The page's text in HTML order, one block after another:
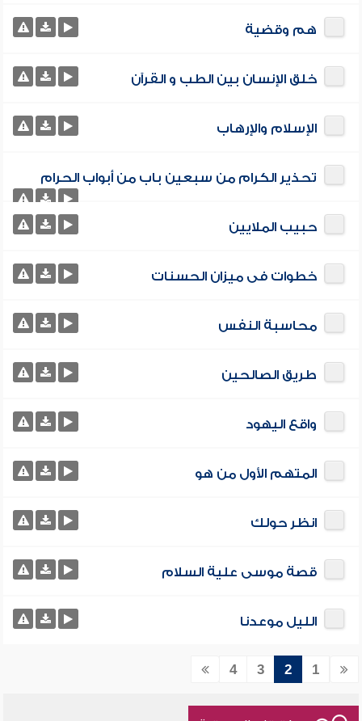
هم وقضية
خلق الإنسان بين الطب و القرآن
الإسلام والإرهاب
تحذير الكرام من سبعين باب من أبواب الحرام
حبيب الملايين
خطوات فى ميزان الحسنات
محاسبة النفس
طريق الصالحين
واقع اليهود
المتهم الأول من هو
انظر حولك
قصة موسى علية السلام
الليل موعدنا
1
2
3
4